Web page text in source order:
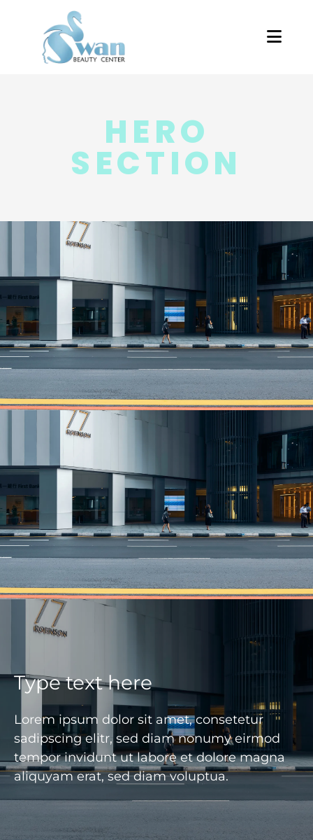
HERO
SECTION
Type text here
Lorem ipsum dolor sit amet, consetetur
sadipscing elitr, sed diam nonumy eirmod
tempor invidunt ut labore et dolore magna
aliquyam erat, sed diam voluptua.